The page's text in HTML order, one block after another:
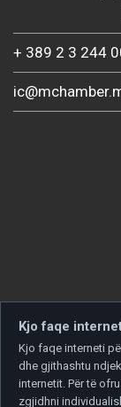
+ 389 2 3 244
Kjo faqe
Kjo faqe interneti
dhe gjithashtu
internetit. Për të
zgjidhni